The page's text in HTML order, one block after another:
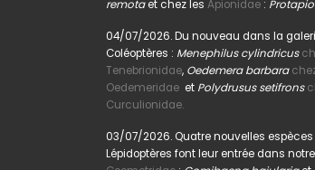
remotaet chez les Apionidae :
04/07/2026. Du nouveau dans la
Coléoptères : Menephilus cylindricus
Tenebrionidae, Oedemera barbara
Oedemeridae et Polydrusus setifrons
Curculionidae.
03/07/2026. Quatre nouvelles
Lépidoptères font leur entrée dans